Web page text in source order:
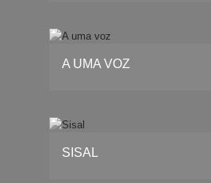
A UMA VOZ
SISAL